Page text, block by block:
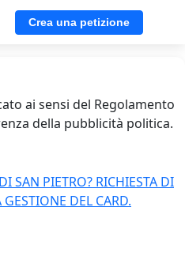
Crea una petizione
ai sensi del Regolamento
della pubblicità politica.
SAN PIETRO? RICHIESTA DI
DEL CARD.